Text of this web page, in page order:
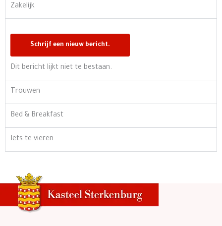
Zakelijk
Dit bericht lijkt niet te bestaan.
Trouwen
Bed & Breakfast
Iets te vieren